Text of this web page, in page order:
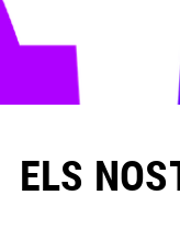
ELS